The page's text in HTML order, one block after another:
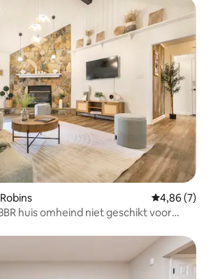
Gemiddelde
4,86 (7)
huis omheind niet geschikt voor